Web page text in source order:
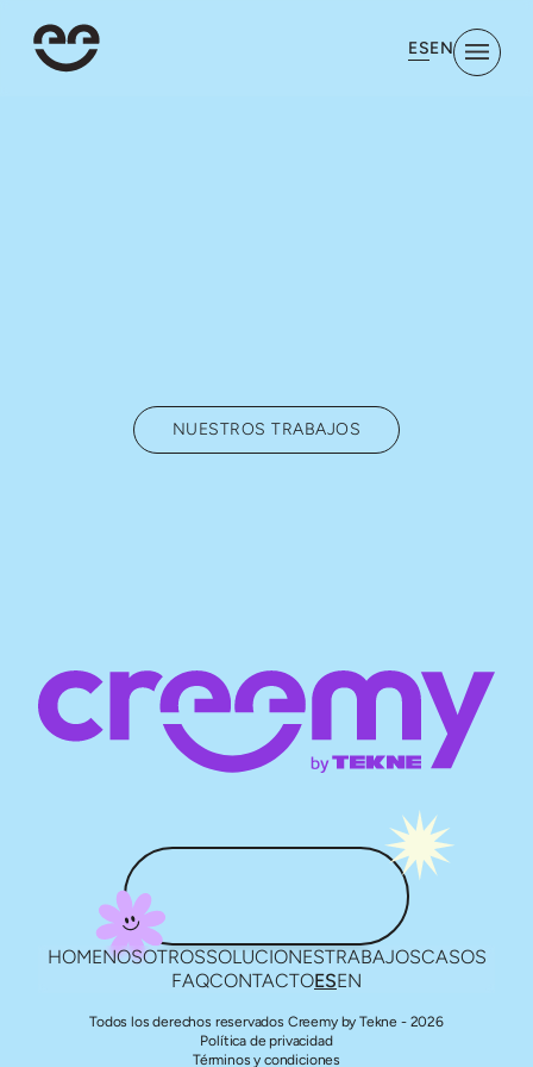
ESEN
NUESTROS TRABAJOS
HOMENOSOTROSSOLUCIONESTRABAJOSCASOS
FAQCONTACTOESEN
Todos los derechos reservados Creemy by Tekne - 2026
Política de privacidad
Términos y condiciones